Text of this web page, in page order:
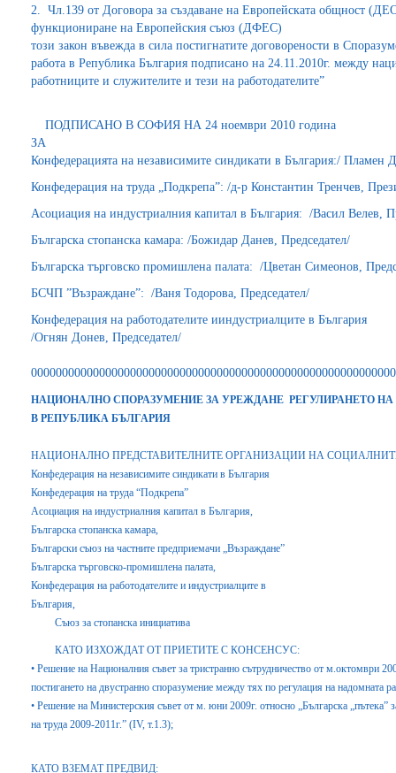
2. Чл.139 от Договора за създаване на Европейската общност
функциониране на Европейския съюз (ДФЕС)
този закон въвежда в сила постигнатите договорености в
работа в Република България подписано на 24.11.2010г. между
работниците и служителите и тези на работодателите”
ПОДПИСАНО В СОФИЯ НА 24 ноември 2010 година
ЗА
Конфедерацията на независимите синдикати в България:/ Пламен
Конфедерация на труда „Подкрепа”: /д-р Константин Тренчев,
Асоциация на индустриалния капитал в България: /Васил Велев,
Българска стопанска камара: /Божидар Данев, Председател/
Българска търговско промишлена палата: /Цветан Симеонов,
БСЧП ”Възраждане”: /Ваня Тодорова, Председател/
Конфедерация на работодателите ииндустриалците в България
/Огнян Донев, Председател/
НАЦИОНАЛНО СПОРАЗУМЕНИЕ ЗА УРЕЖДАНЕ РЕГУЛИРАНЕТО
В РЕПУБЛИКА БЪЛГАРИЯ
НАЦИОНАЛНО ПРЕДСТАВИТЕЛНИТЕ ОРГАНИЗАЦИИ НА
Конфедерация на независимите синдикати в България
Конфедерация на труда “Подкрепа”
Асоциация на индустриалния капитал в България,
Българска стопанска камара,
Български съюз на частните предприемачи „Възраждане”
Българска търговско-промишлена палата,
Конфедерация на работодателите и индустриалците в
България,
Съюз за стопанска инициатива
КАТО ИЗХОЖДАТ ОТ ПРИЕТИТЕ С КОНСЕНСУС:
• Решение на Националния съвет за тристранно сътрудничество от м.октомври
постигането на двустранно споразумение между тях по регулация на надомната
• Решение на Министерския съвет от м. юни 2009г. относно „Българска „пътека”
на труда 2009-2011г.” (ІV, т.1.3);
КАТО ВЗЕМАТ ПРЕДВИД: